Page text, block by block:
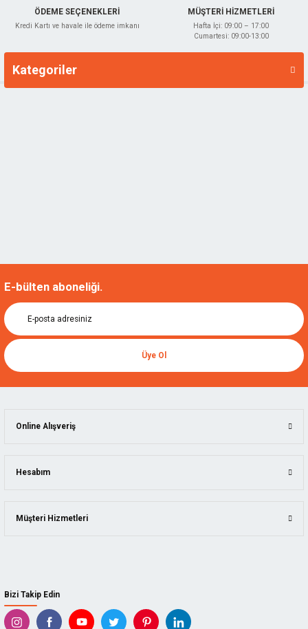
ÖDEME SEÇENEKLERİ
Kredi Kartı ve havale ile ödeme imkanı
MÜŞTERİ HİZMETLERİ
Hafta İçi: 09:00 – 17:00
Cumartesi: 09:00-13:00
Kategoriler
Markalar
E-bülten aboneliği.
Üye Ol
Bizi Takip Edin
Online Alışveriş
Hesabım
Müşteri Hizmetleri